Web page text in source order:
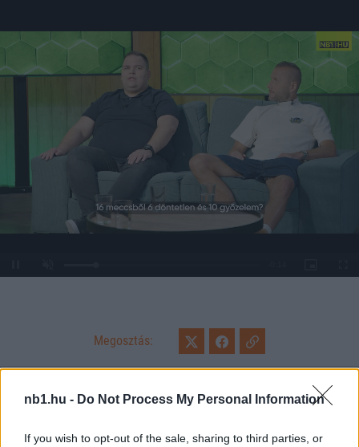
nb1.hu - Do Not Process My Personal Information
If you wish to opt-out of the sale, sharing to third parties, or
0%
Megosztás:
KAPCSOLÓDÓ HÍREK